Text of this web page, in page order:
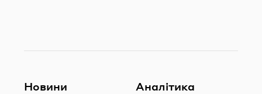
Новини
Аналітика